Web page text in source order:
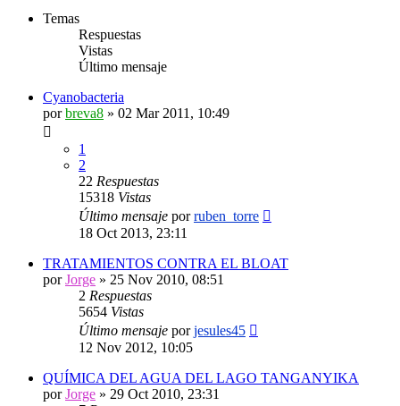
Temas
Respuestas
Vistas
Último mensaje
Cyanobacteria
porbreva8 » 02 Mar 2011, 10:49
1
2
22 Respuestas
15318 Vistas
Último mensaje porruben_torre
18 Oct 2013, 23:11
TRATAMIENTOS CONTRA EL BLOAT
porJorge » 25 Nov 2010, 08:51
2 Respuestas
5654 Vistas
Último mensaje porjesules45
12 Nov 2012, 10:05
QUÍMICA DEL AGUA DEL LAGO TANGANYIKA
porJorge » 29 Oct 2010, 23:31